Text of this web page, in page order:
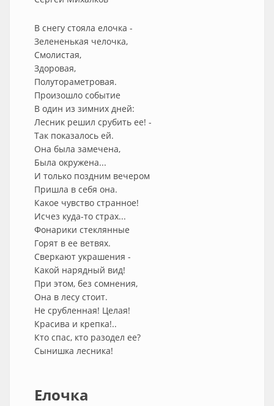
В снегу стояла елочка -
Зелененькая челочка,
Смолистая,
Здоровая,
Полутораметровая.
Произошло событие
В один из зимних дней:
Лесник решил срубить ее! -
Так показалось ей.
Она была замечена,
Была окружена...
И только поздним вечером
Пришла в себя она.
Какое чувство странное!
Исчез куда-то страх...
Фонарики стеклянные
Горят в ее ветвях.
Сверкают украшения -
Какой нарядный вид!
При этом, без сомнения,
Она в лесу стоит.
Не срубленная! Целая!
Красива и крепка!..
Кто спас, кто разодел ее?
Сынишка лесника!
Елочка